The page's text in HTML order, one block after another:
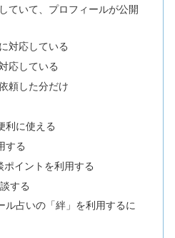
ていて、プロフィールが公開
対応している
応している
頼した分だけ
利に使える
する
イントを利用する
する
ル占いの「絆」を利用するに